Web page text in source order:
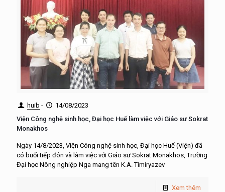
huib -
14/08/2023
Viện Công nghệ sinh học, Đại học Huế làm việc với Giáo sư Sokrat
Monakhos
Ngày 14/8/2023, Viện Công nghệ sinh học, Đại học Huế (Viện) đã
có buổi tiếp đón và làm việc với Giáo sư Sokrat Monakhos, Trường
Đại học Nông nghiệp Nga mang tên K.A. Timiryazev
Xem thêm